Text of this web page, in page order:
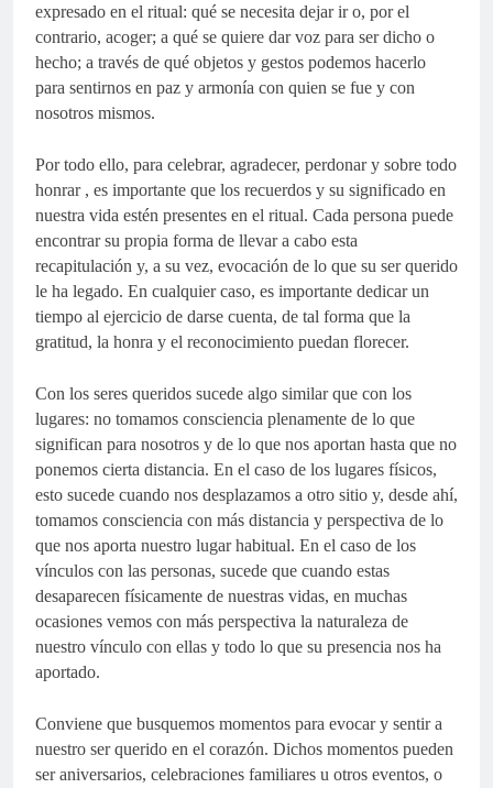
expresado en el ritual: qué se necesita dejar ir o, por el
contrario, acoger; a qué se quiere dar voz para ser dicho o
hecho; a través de qué objetos y gestos podemos hacerlo
para sentirnos en paz y armonía con quien se fue y con
nosotros mismos.
Por todo ello, para celebrar, agradecer, perdonar y sobre todo
honrar , es importante que los recuerdos y su significado en
nuestra vida estén presentes en el ritual. Cada persona puede
encontrar su propia forma de llevar a cabo esta
recapitulación y, a su vez, evocación de lo que su ser querido
le ha legado. En cualquier caso, es importante dedicar un
tiempo al ejercicio de darse cuenta, de tal forma que la
gratitud, la honra y el reconocimiento puedan florecer.
Con los seres queridos sucede algo similar que con los
lugares: no tomamos consciencia plenamente de lo que
significan para nosotros y de lo que nos aportan hasta que no
ponemos cierta distancia. En el caso de los lugares físicos,
esto sucede cuando nos desplazamos a otro sitio y, desde ahí,
tomamos consciencia con más distancia y perspectiva de lo
que nos aporta nuestro lugar habitual. En el caso de los
vínculos con las personas, sucede que cuando estas
desaparecen físicamente de nuestras vidas, en muchas
ocasiones vemos con más perspectiva la naturaleza de
nuestro vínculo con ellas y todo lo que su presencia nos ha
aportado.
Conviene que busquemos momentos para evocar y sentir a
nuestro ser querido en el corazón. Dichos momentos pueden
ser aniversarios, celebraciones familiares u otros eventos, o